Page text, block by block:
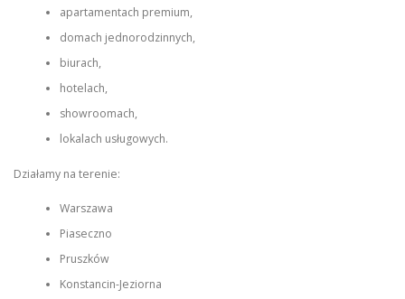
apartamentach premium,
domach jednorodzinnych,
biurach,
hotelach,
showroomach,
lokalach usługowych.
Działamy na terenie:
Warszawa
Piaseczno
Pruszków
Konstancin-Jeziorna